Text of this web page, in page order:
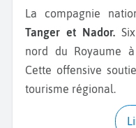
La compagnie
Tanger et Nador.
nord du Royaume à
Cette offensive
tourisme régional.